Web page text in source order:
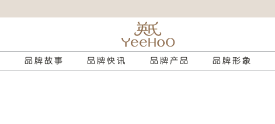
品牌故事 品牌快讯 品牌产品 品牌形象